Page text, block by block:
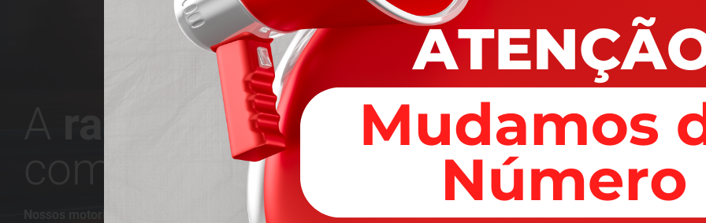
que você precisa,
com a qualidade que vocêmerece
Nossos motoristas são treinados para garantir a máxima segurança